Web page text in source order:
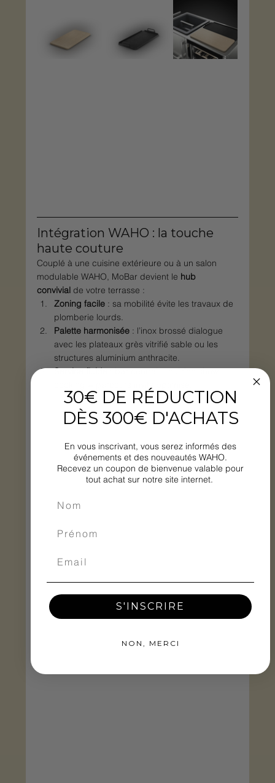
Intégration WAHO : la touche
haute couture
Couplé à une cuisine extérieure ou à un salon
modulable WAHO, MoBar devient le hub
convivial de votre terrasse :
Zoning facile : sa mobilité évite les travaux de
plomberie lourds.
Palette harmonisée : l’inox brossé dialogue
avec les plateaux grès vitrifié sable ou les
structures aluminium anthracite.
Service fluide : bar central + cuisine show-
30€ DE RÉDUCTION
DÈS 300€ D'ACHATS
En vous inscrivant, vous serez informés des
événements et des nouveautés WAHO.
Recevez un coupon de bienvenue valable pour
tout achat sur notre site internet.
S'INSCRIRE
NON, MERCI